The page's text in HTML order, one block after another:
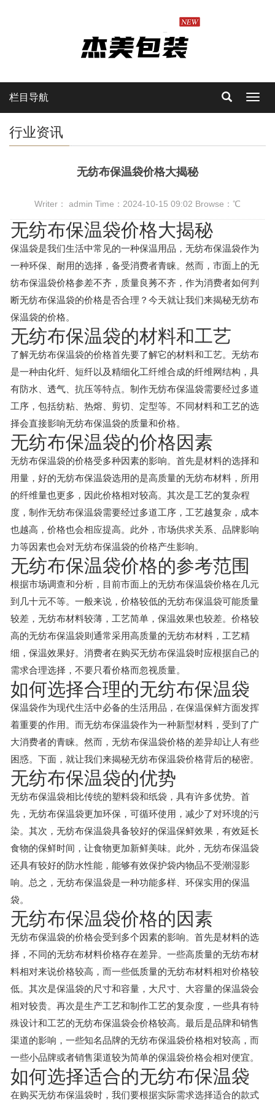
栏目导航
行业资讯
无纺布保温袋价格大揭秘
Writer： admin Time：2024-10-15 09:02 Browse： ℃
无纺布保温袋价格大揭秘
保温袋是我们生活中常见的一种保温用品，无纺布保温袋作为
一种环保、耐用的选择，备受消费者青睐。然而，市面上的无
纺布保温袋价格参差不齐，质量良莠不齐，作为消费者如何判
断无纺布保温袋的价格是否合理？今天就让我们来揭秘无纺布
保温袋的价格。
无纺布保温袋的材料和工艺
了解无纺布保温袋的价格首先要了解它的材料和工艺。无纺布
是一种由化纤、短纤以及精细化工纤维合成的纤维网结构，具
有防水、透气、抗压等特点。制作无纺布保温袋需要经过多道
工序，包括纺粘、热熔、剪切、定型等。不同材料和工艺的选
择会直接影响无纺布保温袋的质量和价格。
无纺布保温袋的价格因素
无纺布保温袋的价格受多种因素的影响。首先是材料的选择和
用量，好的无纺布保温袋选用的是高质量的无纺布材料，所用
的纤维量也更多，因此价格相对较高。其次是工艺的复杂程
度，制作无纺布保温袋需要经过多道工序，工艺越复杂，成本
也越高，价格也会相应提高。此外，市场供求关系、品牌影响
力等因素也会对无纺布保温袋的价格产生影响。
无纺布保温袋价格的参考范围
根据市场调查和分析，目前市面上的无纺布保温袋价格在几元
到几十元不等。一般来说，价格较低的无纺布保温袋可能质量
较差，无纺布材料较薄，工艺简单，保温效果也较差。价格较
高的无纺布保温袋则通常采用高质量的无纺布材料，工艺精
细，保温效果好。消费者在购买无纺布保温袋时应根据自己的
需求合理选择，不要只看价格而忽视质量。
如何选择合理的无纺布保温袋
保温袋作为现代生活中必备的生活用品，在保温保鲜方面发挥
着重要的作用。而无纺布保温袋作为一种新型材料，受到了广
大消费者的青睐。然而，无纺布保温袋价格的差异却让人有些
困惑。下面，就让我们来揭秘无纺布保温袋价格背后的秘密。
无纺布保温袋的优势
无纺布保温袋相比传统的塑料袋和纸袋，具有许多优势。首
先，无纺布保温袋更加环保，可循环使用，减少了对环境的污
染。其次，无纺布保温袋具备较好的保温保鲜效果，有效延长
食物的保鲜时间，让食物更加新鲜美味。此外，无纺布保温袋
还具有较好的防水性能，能够有效保护袋内物品不受潮湿影
响。总之，无纺布保温袋是一种功能多样、环保实用的保温
袋。
无纺布保温袋价格的因素
无纺布保温袋的价格会受到多个因素的影响。首先是材料的选
择，不同的无纺布材料价格存在差异。一些高质量的无纺布材
料相对来说价格较高，而一些低质量的无纺布材料相对价格较
低。其次是保温袋的尺寸和容量，大尺寸、大容量的保温袋会
相对较贵。再次是生产工艺和制作工艺的复杂度，一些具有特
殊设计和工艺的无纺布保温袋会价格较高。最后是品牌和销售
渠道的影响，一些知名品牌的无纺布保温袋价格相对较高，而
一些小品牌或者销售渠道较为简单的保温袋价格会相对便宜。
如何选择适合的无纺布保温袋
在购买无纺布保温袋时，我们要根据实际需求选择适合的款式